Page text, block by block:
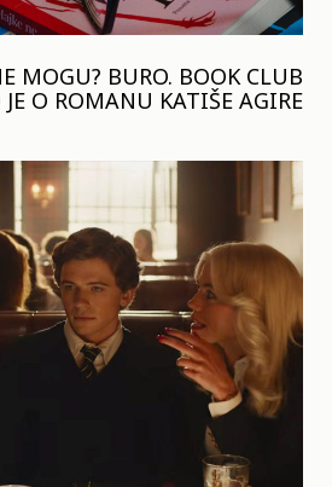
MOGU? BURO. BOOK CLUB
JE O ROMANU KATIŠE AGIRE